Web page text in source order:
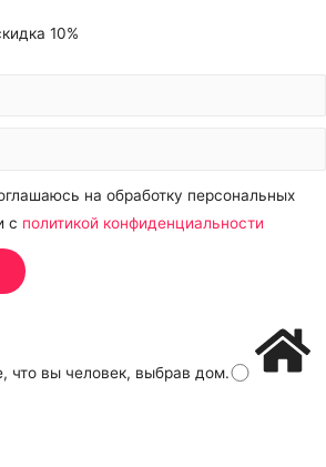
10%
на обработку персональных
с политикой конфиденциальности
что вы человек, выбрав дом.